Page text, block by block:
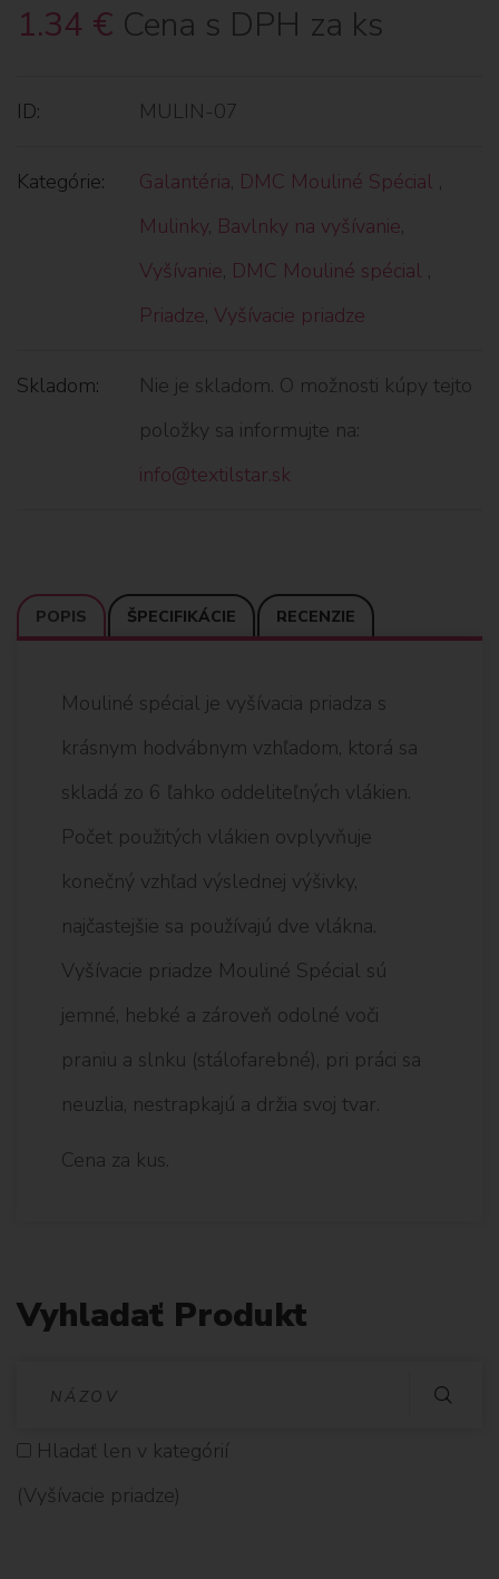
1.34 € Cena s DPH za ks
ID: MULIN-07
Kategórie: Galantéria, DMC Mouliné Spécial ,
Mulinky, Bavlnky na vyšívanie,
Vyšívanie, DMC Mouliné spécial ,
Priadze, Vyšívacie priadze
Skladom:
Nie je skladom. O možnosti kúpy tejto
položky sa informujte na:
info@textilstar.sk
POPIS ŠPECIFIKÁCIE RECENZIE
Mouliné spécial je vyšívacia priadza s
krásnym hodvábnym vzhľadom, ktorá sa
skladá zo 6 ľahko oddeliteľných vlákien.
Počet použitých vlákien ovplyvňuje
konečný vzhľad výslednej výšivky,
najčastejšie sa používajú dve vlákna.
Vyšívacie priadze Mouliné Spécial sú
jemné, hebké a zároveň odolné voči
praniu a slnku (stálofarebné), pri práci sa
neuzlia, nestrapkajú a držia svoj tvar.
Cena za kus.
Vyhladať Produkt
Hladať len v kategórií
(Vyšívacie priadze)